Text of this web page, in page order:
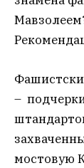
–
мостовую